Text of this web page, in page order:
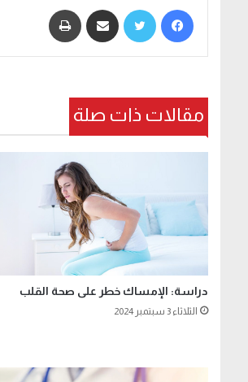
مقالات ذات صلة
دراسة: الإمساك خطر على صحة القلب
الثلاثاء 3 سبتمبر 2024